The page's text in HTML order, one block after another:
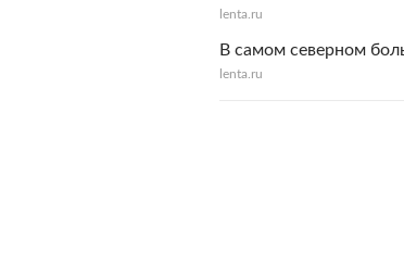
lenta.ru
В самом северном
lenta.ru